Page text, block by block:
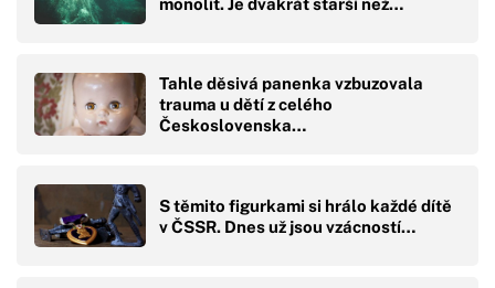
Tahle děsivá panenka vzbuzovala
trauma u dětí z celého
Československa…
S těmito figurkami si hrálo každé dítě
v ČSSR. Dnes už jsou vzácností…